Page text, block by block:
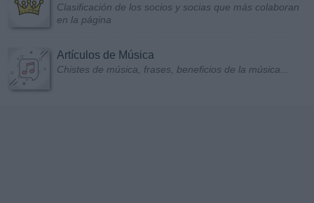
Clasificación de los socios y socias que más colaboran
en la página
Artículos de Música
Chistes de música, frases, beneficios de la música...